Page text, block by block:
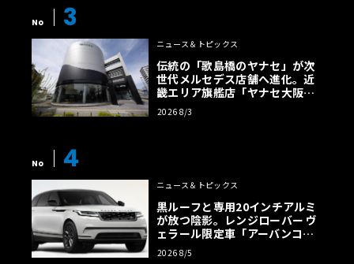
No 3
ニュース＆トピックス
伝統の「歌島橋のヤナセ」が次
世代メルセデス店舗へ進化。近
畿エリア旗艦店「ヤナセ大阪支
店」がリニューアル
2026 8/3
No 4
ニュース＆トピックス
黒ルーフと専用20インチアルミ
が放つ陰影。レンジローバー ヴ
ェラール限定車「アーバンコン
トラスト・エディション」登場
2026 8/5